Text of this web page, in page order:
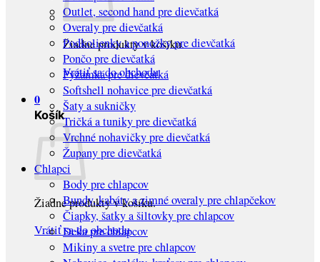
Žiadne produkty v košíku.
Vrátiť sa do obchodu
0
Košík
Žiadne produkty v košíku.
Vrátiť sa do obchodu
Outlet, second hand pre dievčatká
Overaly pre dievčatká
Podkolienky a ponožky pre dievčatká
Pončo pre dievčatká
Pyžamká pre dievčatká
Softshell nohavice pre dievčatká
Šaty a sukničky
Tričká a tuniky pre dievčatká
Vrchné nohavičky pre dievčatká
Župany pre dievčatká
Chlapci
Body pre chlapcov
Bundy, kabáty a zimné overaly pre chlapčekov
Čiapky, šatky a šiltovky pre chlapcov
Deka pre chlapcov
Mikiny a svetre pre chlapcov